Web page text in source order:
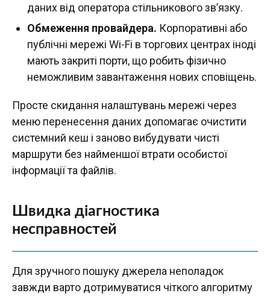
даних від оператора стільникового зв’язку.
Обмеження провайдера. Корпоративні або
публічні мережі Wi-Fi в торгових центрах іноді
мають закриті порти, що робить фізично
неможливим завантаження нових сповіщень.
Просте скидання налаштувань мережі через
меню перенесення даних допомагає очистити
системний кеш і заново вибудувати чисті
маршрути без найменшої втрати особистої
інформації та файлів.
Швидка діагностика
несправностей
Для зручного пошуку джерела неполадок
завжди варто дотримуватися чіткого алгоритму